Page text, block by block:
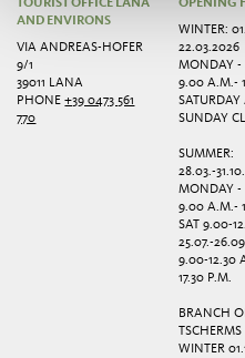
TOURIST OFFICE LANA
AND ENVIRONS
VIA ANDREAS-HOFER
9/1
39011 LANA
PHONE+39 0473 561
770
OPENING
WINTER:
22.03.2026
MONDAY -
9.00 A.M.-
SUNDAY
SUMMER:
28.03.-
MONDAY -
9.00 A.M.-
SAT 9.00-
25.07.-
9.00-12.30
17.30 P.M.
BRANCH
TSCHERMS
WINTER